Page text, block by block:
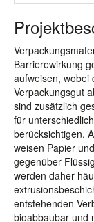
Barrierewirkung
aufweisen, wobei
Verpackungsgut
sind zusätzlich
für
berücksichtigen.
weisen Papier
gegenüber
werden daher
entstehenden
bioabbaubar und